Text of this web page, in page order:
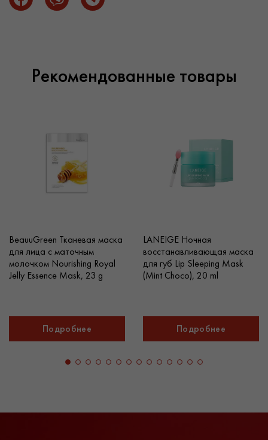
цены и выгодные условия сотрудничества.
Рекомендованные товары
BeauuGreen Тканевая маска
для лица с маточным
молочком Nourishing Royal
Jelly Essence Mask, 23 g
Подробнее
LANEIGE Ночная
восстанавливающая маска
для губ Lip Sleeping Mask
(Mint Choco), 20 ml
Подробнее